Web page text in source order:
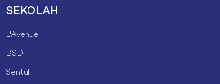
SEKOLAH
L'Avenue
BSD
Sentul